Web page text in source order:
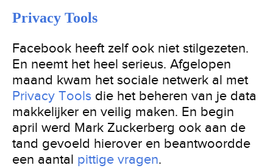
Privacy Tools
Facebook heeft zelf ook niet stilgezeten.
En neemt het heel serieus. Afgelopen
maand kwam het sociale netwerk al met
Privacy Tools die het beheren van je data
makkelijker en veilig maken. En begin
april werd Mark Zuckerberg ook aan de
tand gevoeld hierover en beantwoordde
een aantal pittige vragen.